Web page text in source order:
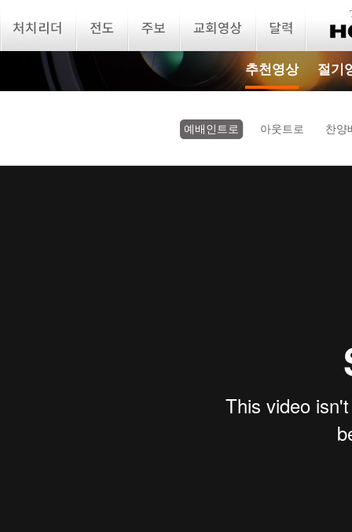
추천영상 절기
예배인트로 아웃트로 찬양